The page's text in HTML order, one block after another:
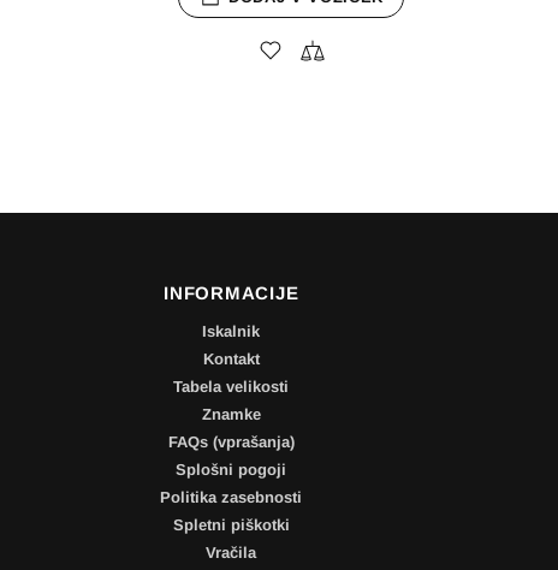
INFORMACIJE
Iskalnik
Kontakt
Tabela velikosti
Znamke
FAQs (vprašanja)
Splošni pogoji
Politika zasebnosti
Spletni piškotki
Vračila